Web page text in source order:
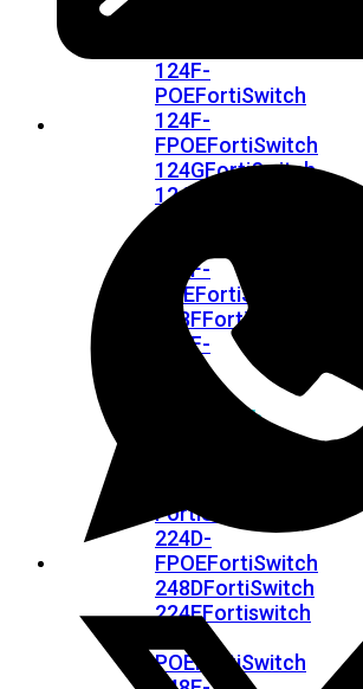
124F-
POEFortiSwitch
124F-
FPOEFortiSwitch
124GFortiSwitch
124G-
148F-
POE
108F
112F-
FortiSwitch
FortiSwitch
224D-
FPOEFortiSwitch
248DFortiSwitch
224EFortiswitch
POEFortiSwitch